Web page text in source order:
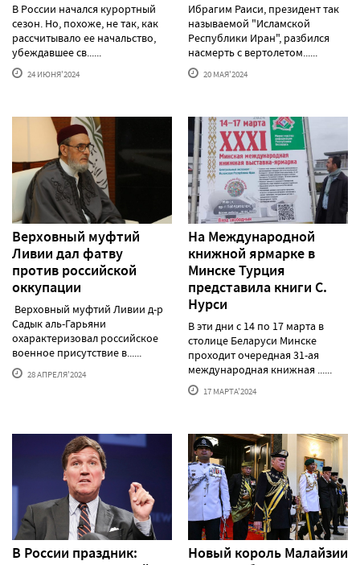
В России начался курортный
сезон. Но, похоже, не так, как
рассчитывало ее начальство,
убеждавшее св......
24 ИЮНЯ'2024
Ибрагим Раиси, президент так
называемой "Исламской
Республики Иран", разбился
насмерть с вертолетом......
20 МАЯ'2024
Верховный муфтий
Ливии дал фатву
против российской
оккупации
Верховный муфтий Ливии д-р
Садык аль-Гарьяни
охарактеризовал российское
военное присутствие в......
28 АПРЕЛЯ'2024
На Международной
книжной ярмарке в
Минске Турция
представила книги С.
Нурси
В эти дни с 14 по 17 марта в
столице Беларуси Минске
проходит очередная 31-ая
международная книжная ......
17 МАРТА'2024
В России праздник:
Новый король Малайзии